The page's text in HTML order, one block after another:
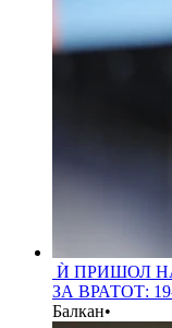
Ѝ ПРИШОЛ
ЗА ВРАТОТ:
Балкан•